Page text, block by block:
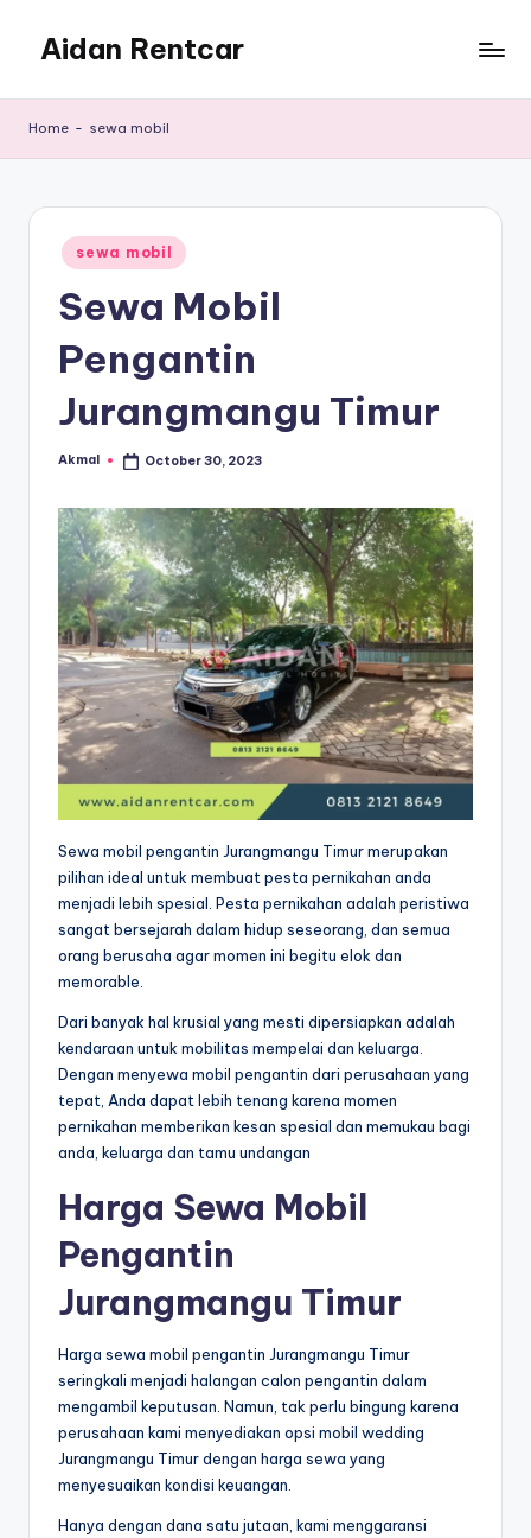
content
Aidan Rentcar
Murah
Home - sewa mobil
Posted
in
sewa mobil
Sewa Mobil
Pengantin
Jurangmangu Timur
Posted
Akmal October 30, 2023
Sewa mobil pengantin Jurangmangu Timur merupakan
pilihan ideal untuk membuat pesta pernikahan anda
menjadi lebih spesial. Pesta pernikahan adalah peristiwa
sangat bersejarah dalam hidup seseorang, dan semua
orang berusaha agar momen ini begitu elok dan
memorable.
Dari banyak hal krusial yang mesti dipersiapkan adalah
kendaraan untuk mobilitas mempelai dan keluarga.
Dengan menyewa mobil pengantin dari perusahaan yang
tepat, Anda dapat lebih tenang karena momen
pernikahan memberikan kesan spesial dan memukau bagi
anda, keluarga dan tamu undangan
Harga Sewa Mobil
Pengantin
Jurangmangu Timur
Harga sewa mobil pengantin Jurangmangu Timur
seringkali menjadi halangan calon pengantin dalam
mengambil keputusan. Namun, tak perlu bingung karena
perusahaan kami menyediakan opsi mobil wedding
Jurangmangu Timur dengan harga sewa yang
menyesuaikan kondisi keuangan.
Hanya dengan dana satu jutaan, kami menggaransi